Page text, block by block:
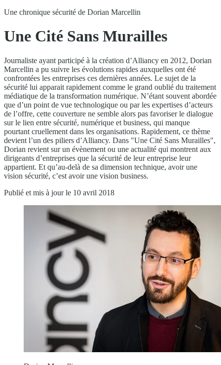
Une chronique sécurité de Dorian Marcellin
Une Cité Sans Murailles
Journaliste ayant participé à la création d’Alliancy en 2012, Dorian
Marcellin a pu suivre les évolutions rapides auxquelles ont été
confrontées les entreprises ces dernières années. Le sujet de la
sécurité lui apparait rapidement comme le grand oublié du traitement
médiatique de la transformation numérique. N’étant souvent abordée
que d’un point de vue technologique ou par les expertises d’acteurs
de l’offre, cette couverture ne semble alors pas favoriser le dialogue
sur le lien entre sécurité, numérique et business, qui manque
pourtant cruellement dans les organisations. Rapidement, ce thème
devient l’un des piliers d’Alliancy. Dans "Une Cité Sans Murailles",
Dorian revient sur un évènement ou une actualité qui montrent aux
dirigeants d’entreprises que la sécurité de leur entreprise leur
appartient. Et qu’au-delà de sa dimension technique, avoir une
vision sécurité, c’est avoir une vision business.
Publié et mis à jour le 10 avril 2018